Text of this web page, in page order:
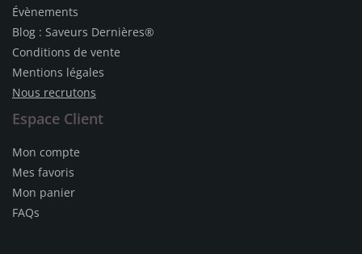
Évènements
Blog : Saveurs Dernières®
Conditions de vente
Mentions légales
Nous recrutons
Espace Client
Mon compte
Mes favoris
Mon panier
FAQs